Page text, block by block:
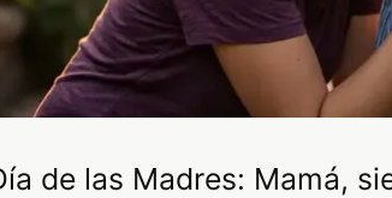
de las Madres: Mamá,